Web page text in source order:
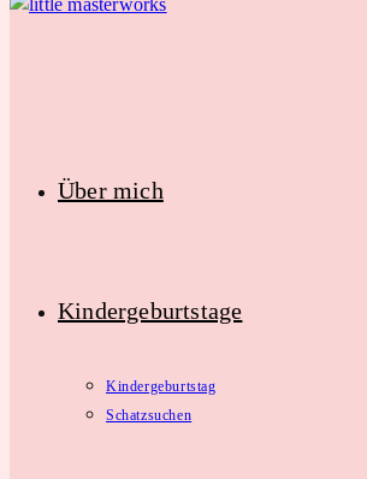
Über mich
Kindergeburtstage
Kindergeburtstag
Schatzsuchen